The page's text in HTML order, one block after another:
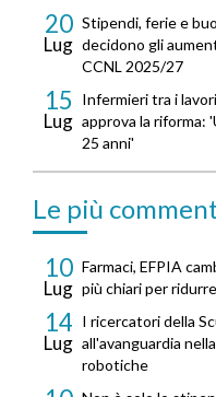
20
Lug
Stipendi, ferie e
decidono gli
CCNL 2025/27
15
Lug
Infermieri tra i
approva la riforma:
25 anni'
Le più
10
Lug
Farmaci, EFPIA
più chiari per
14
Lug
I ricercatori della
all'avanguardia
robotiche